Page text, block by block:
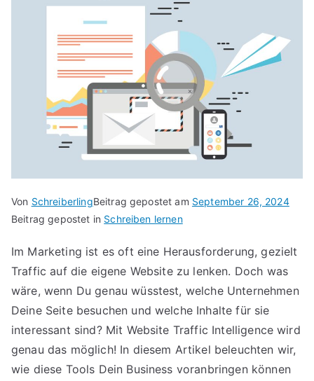
Von SchreiberlingBeitrag gepostet am September 26, 2024
Beitrag gepostet in Schreiben lernen
Im Marketing ist es oft eine Herausforderung, gezielt
Traffic auf die eigene Website zu lenken. Doch was
wäre, wenn Du genau wüsstest, welche Unternehmen
Deine Seite besuchen und welche Inhalte für sie
interessant sind? Mit Website Traffic Intelligence wird
genau das möglich! In diesem Artikel beleuchten wir,
wie diese Tools Dein Business voranbringen können